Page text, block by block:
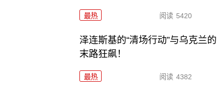
最热 阅读 5420
泽连斯基的“清场行动”与乌克兰的
末路狂飙！
最热 阅读 4382